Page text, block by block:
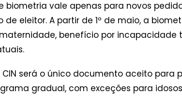
biometria vale apenas para novos
de eleitor. A partir de 1º de maio, a
benefício por incapacidade
CIN será o único documento aceito
gradual, com exceções para